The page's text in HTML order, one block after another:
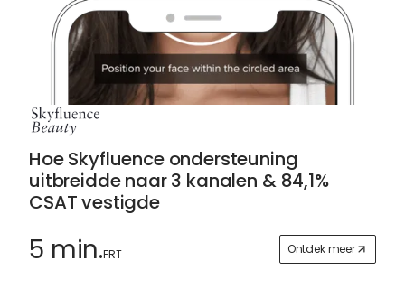
Hoe Skyfluence ondersteuning
uitbreidde naar 3 kanalen & 84,1%
CSAT vestigde
5 min.FRT Ontdek meer